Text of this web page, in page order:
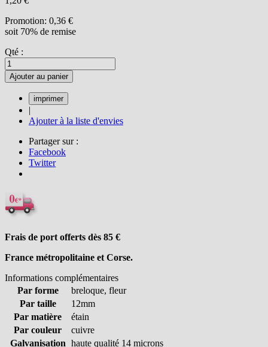
Promotion: 0,36 €
soit 70% de remise
Qté :
Ajouter au panier
|
Ajouter à la liste d'envies
Partager sur :
Facebook
Twitter
Frais de port offerts dès 85 €
France métropolitaine et Corse.
Informations complémentaires
Par forme
breloque, fleur
Par taille
12mm
Par matière
étain
Par couleur
cuivre
Galvanisation haute qualité 14 microns